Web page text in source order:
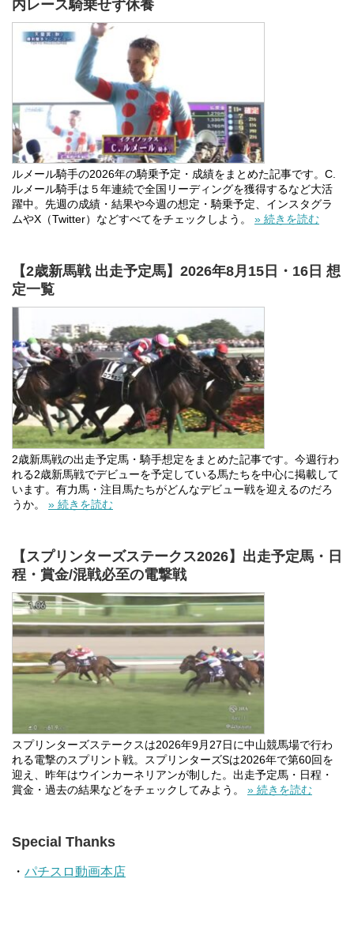
内レース騎乗せず休養
ルメール騎手の2026年の騎乗予定・成績をまとめた記事です。C.
ルメール騎手は５年連続で全国リーディングを獲得するなど大活
躍中。先週の成績・結果や今週の想定・騎乗予定、インスタグラ
ムやX（Twitter）などすべてをチェックしよう。 » 続きを読む
【2歳新馬戦 出走予定馬】2026年8月15日・16日 想
定一覧
2歳新馬戦の出走予定馬・騎手想定をまとめた記事です。今週行わ
れる2歳新馬戦でデビューを予定している馬たちを中心に掲載して
います。有力馬・注目馬たちがどんなデビュー戦を迎えるのだろ
うか。 » 続きを読む
【スプリンターズステークス2026】出走予定馬・日
程・賞金/混戦必至の電撃戦
スプリンターズステークスは2026年9月27日に中山競馬場で行わ
れる電撃のスプリント戦。スプリンターズSは2026年で第60回を
迎え、昨年はウインカーネリアンが制した。出走予定馬・日程・
賞金・過去の結果などをチェックしてみよう。 » 続きを読む
Special Thanks
・ パチスロ動画本店